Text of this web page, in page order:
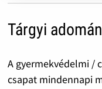
Tárgyi
A gyermekvédelmi /
csapat mindennapi